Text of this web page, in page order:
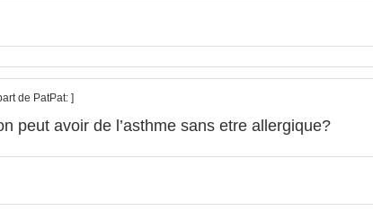
de PatPat: ]
peut avoir de l’asthme sans etre allergique?